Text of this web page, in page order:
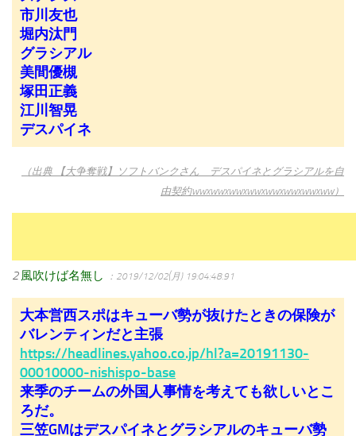
市川友也
堀内汰門
グラシアル
美間優槻
塚田正義
江川智晃
デスパイネ
（出典 【大争奪戦】ソフトバンクさん デスパイネとグラシアルを自
由契約wwxwwxwwxwwxwwxwwxwwxww）
2 風吹けば名無し ：2019/12/02(月) 19:04:48.91
大本営西スポはキューバ勢が抜けたときの保険が
バレンティンだと主張
https://headlines.yahoo.co.jp/hl?a=20191130-
00010000-nishispo-base
来季のチームの外国人事情を考えても欲しいとこ
ろだ。
三笠GMはデスパイネとグラシアルのキューバ勢